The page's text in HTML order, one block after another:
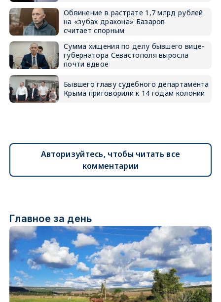
Обвинение в растрате 1,7 млрд рублей
на «зубах дракона» Базаров
считает спорным
Сумма хищения по делу бывшего вице-
губернатора Севастополя выросла
почти вдвое
Бывшего главу судебного департамента
Крыма приговорили к 14 годам колонии
Авторизуйтесь, чтобы читать все
комментарии
Главное за день